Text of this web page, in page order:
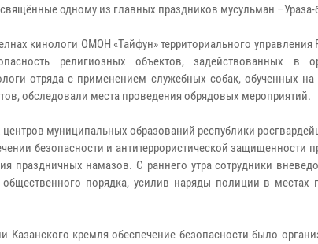
одному из главных праздников мусульман –Ураза-
кинологи ОМОН «Тайфун» территориального управления
религиозных объектов, задействованных в
отряда с применением служебных собак, обученных
обследовали места проведения обрядовых мероприятий.
муниципальных образований республики
безопасности и антитеррористической защищенности
праздничных намазов. С раннего утра сотрудники
порядка, усилив наряды полиции в местах
кремля обеспечение безопасности было